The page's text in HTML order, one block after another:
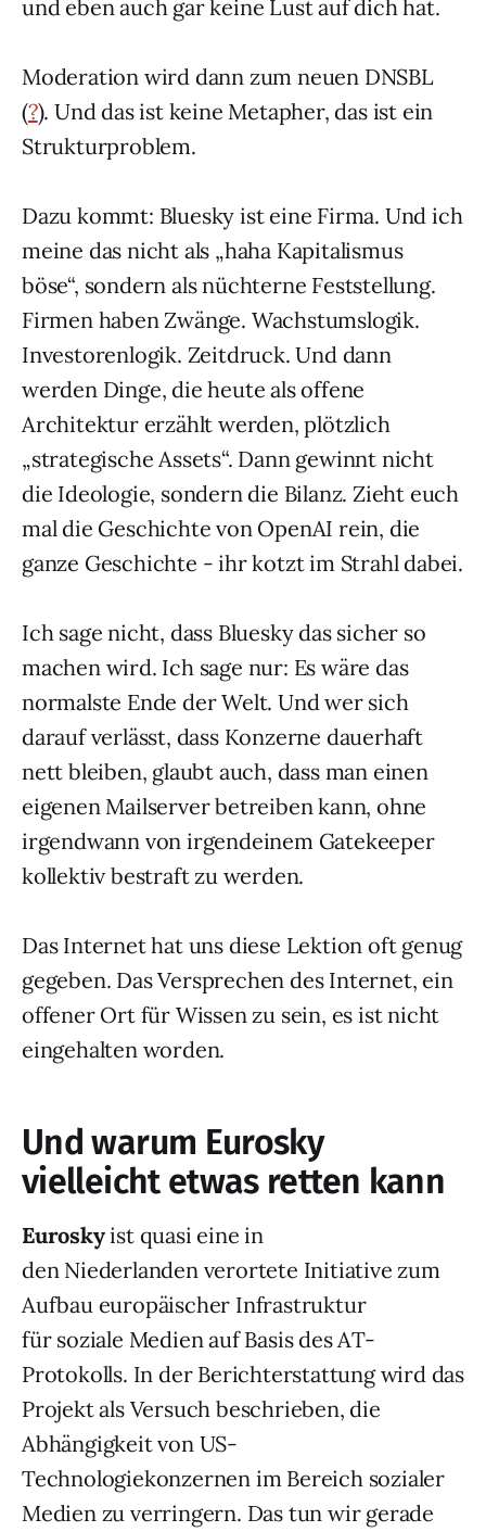
und eben auch gar keine Lust auf dich hat.
Moderation wird dann zum neuen DNSBL
(?). Und das ist keine Metapher, das ist ein
Strukturproblem.
Dazu kommt: Bluesky ist eine Firma. Und ich
meine das nicht als „haha Kapitalismus
böse“, sondern als nüchterne Feststellung.
Firmen haben Zwänge. Wachstumslogik.
Investorenlogik. Zeitdruck. Und dann
werden Dinge, die heute als offene
Architektur erzählt werden, plötzlich
„strategische Assets“. Dann gewinnt nicht
die Ideologie, sondern die Bilanz. Zieht euch
mal die Geschichte von OpenAI rein, die
ganze Geschichte - ihr kotzt im Strahl dabei.
Ich sage nicht, dass Bluesky das sicher so
machen wird. Ich sage nur: Es wäre das
normalste Ende der Welt. Und wer sich
darauf verlässt, dass Konzerne dauerhaft
nett bleiben, glaubt auch, dass man einen
eigenen Mailserver betreiben kann, ohne
irgendwann von irgendeinem Gatekeeper
kollektiv bestraft zu werden.
Das Internet hat uns diese Lektion oft genug
gegeben. Das Versprechen des Internet, ein
offener Ort für Wissen zu sein, es ist nicht
eingehalten worden.
Und warum Eurosky
vielleicht etwas retten kann
Euroskyist quasi eine in
den Niederlanden verortete Initiative zum
Aufbau europäischer Infrastruktur
für soziale Medien auf Basis des AT-
Protokolls. In der Berichterstattung wird das
Projekt als Versuch beschrieben, die
Abhängigkeit von US-
Technologiekonzernen im Bereich sozialer
Medien zu verringern. Das tun wir gerade